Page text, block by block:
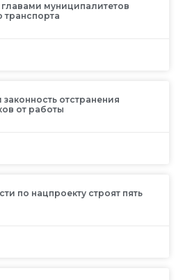
муниципалитетов
транспорта
отстранения
от работы
по нацпроекту строят пять